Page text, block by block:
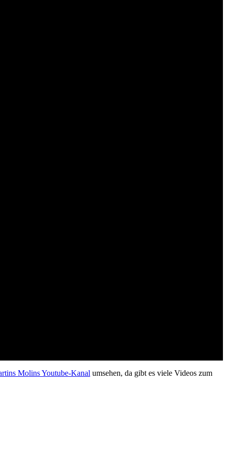
Molins Youtube-Kanal umsehen, da gibt es viele Videos zum